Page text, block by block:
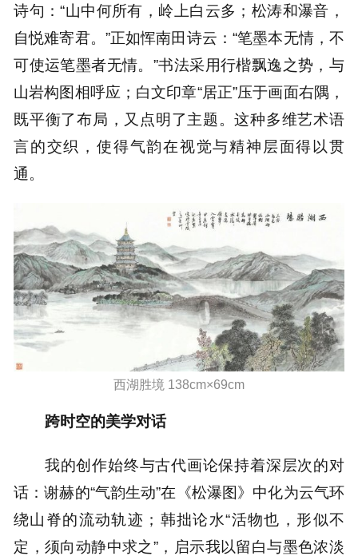
诗句：“山中何所有，岭上白云多；松涛和瀑音，
自悦难寄君。”正如恽南田诗云：“笔墨本无情，不
可使运笔墨者无情。”书法采用行楷飘逸之势，与
山岩构图相呼应；白文印章“居正”压于画面右隅，
既平衡了布局，又点明了主题。这种多维艺术语
言的交织，使得气韵在视觉与精神层面得以贯
通。
西湖胜境 138cm×69cm
跨时空的美学对话
我的创作始终与古代画论保持着深层次的对
话：谢赫的“气韵生动”在《松瀑图》中化为云气环
绕山脊的流动轨迹；韩拙论水“活物也，形似不
定，须向动静中求之”，启示我以留白与墨色浓淡